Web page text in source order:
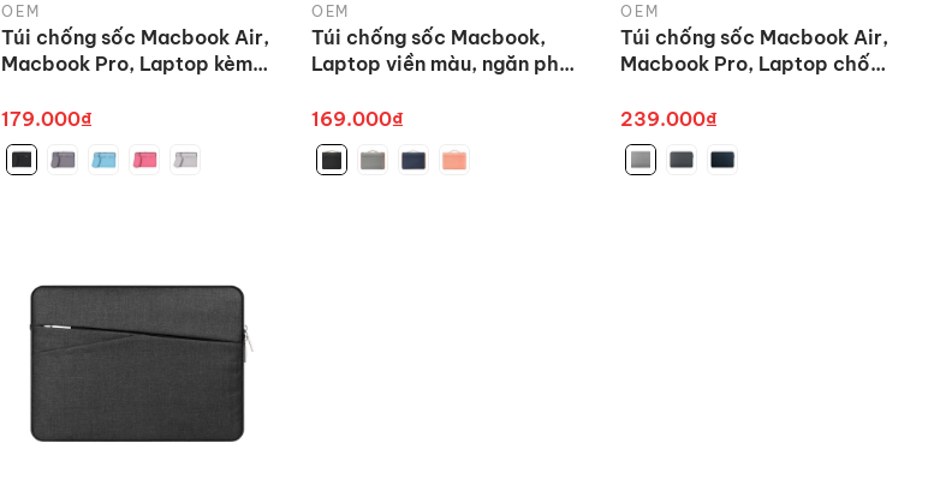
OEM
Túi chống sốc Macbook Air,
Macbook Pro, Laptop kèm
179.000₫
OEM
Túi chống sốc Macbook,
Laptop viền màu, ngăn phụ
da
169.000₫
OEM
Túi chống sốc Macbook Air,
Macbook Pro, Laptop chống
239.000₫